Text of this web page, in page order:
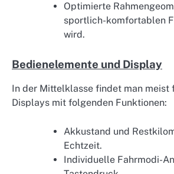
Optimierte
sportlich-komfortablen
wird.
Bedienelemente und Display
In der Mittelklasse findet man meist
Displays mit folgenden Funktionen:
Akkustand und
Echtzeit.
Individuelle Fahrmodi-